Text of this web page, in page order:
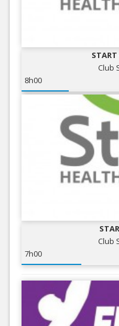
Club
8h00
Club
7h00